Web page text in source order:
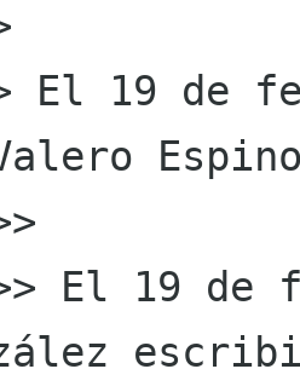
El 19 de
El 19